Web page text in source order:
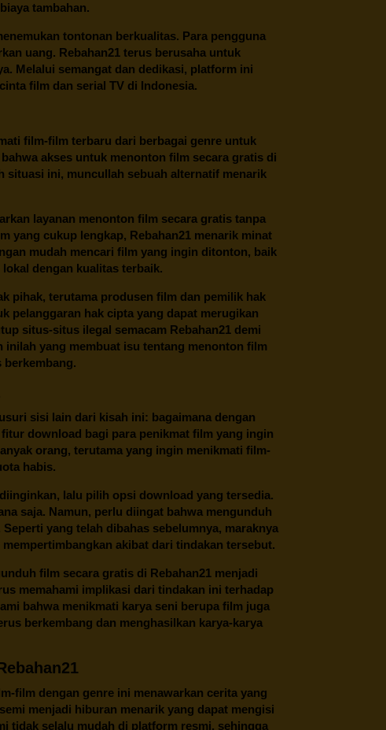
tambahan.
tontonan berkualitas. Para pengguna
uang. Rebahan21terus berusaha untuk
Melalui semangat dan dedikasi, platform ini
film dan serial TV di Indonesia.
film-film terbaru dari berbagai genre untuk
akses untuk menonton film secara gratis di
situasi ini, muncullah sebuah alternatif menarik
layanan menonton film secara gratis tanpa
yang cukup lengkap, Rebahan21menarik minat
mudah mencari film yang ingin ditonton, baik
dengan kualitas terbaik.
pihak, terutama produsen film dan pemilik hak
pelanggaran hak cipta yang dapat merugikan
situs-situs ilegal semacam Rebahan21 demi
yang membuat isu tentang menonton film
berkembang.
sisi lain dari kisah ini: bagaimana dengan
download bagi para penikmat film yang ingin
orang, terutama yang ingin menikmati film-
habis.
lalu pilih opsi download yang tersedia.
saja. Namun, perlu diingat bahwa mengunduh
yang telah dibahas sebelumnya, maraknya
akibat dari tindakan tersebut.
film secara gratis di Rebahan21 menjadi
memahami implikasi dari tindakan ini terhadap
bahwa menikmati karya seni berupa film juga
berkembang dan menghasilkan karya-karya
film dengan genre ini menawarkan cerita yang
menjadi hiburan menarik yang dapat mengisi
tidak selalu mudah di platform resmi, sehingga